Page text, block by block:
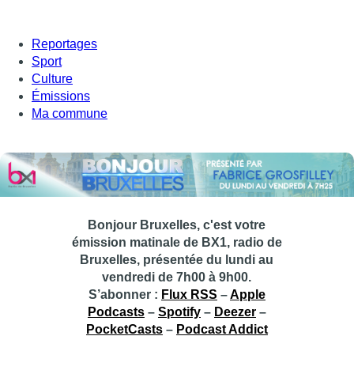
Reportages
Sport
Culture
Émissions
Ma commune
Bonjour Bruxelles, c'est votre
émission matinale de BX1, radio de
Bruxelles, présentée du lundi au
vendredi de 7h00 à 9h00.
S’abonner : Flux RSS –Apple
Podcasts– Spotify– Deezer–
PocketCasts– Podcast Addict